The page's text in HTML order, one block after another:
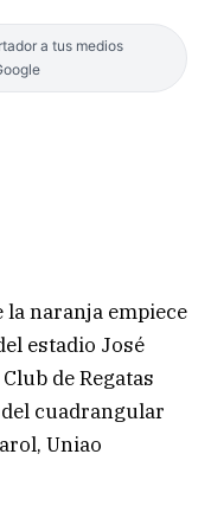
a tus medios
la naranja empiece
estadio José
de Regatas
cuadrangular
Uniao